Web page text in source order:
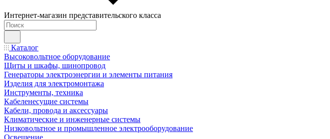
Интернет-магазин представительского класса
Каталог
Высоковольтное оборудование
Щиты и шкафы, шинопровод
Генераторы электроэнергии и элементы питания
Изделия для электромонтажа
Инструменты, техника
Кабеленесущие системы
Кабели, провода и аксессуары
Климатические и инженерные системы
Низковольтное и промышленное электрооборудование
Освещение